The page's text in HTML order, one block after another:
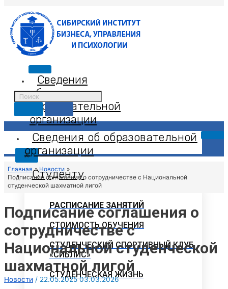
Сведения
об
образовательной
организации
X
Сведения об образовательной
организации
Студенту
РАСПИСАНИЕ ЗАНЯТИЙ
СТОИМОСТЬ ОБУЧЕНИЯ
СТУДЕНЧЕСКИЙ СПОРТИВНЫЙ КЛУБ
«СИБЛИС»
СТУДЕНЧЕСКАЯ ЖИЗНЬ
Главная
Новости
Подписание соглашения о сотрудничестве с Национальной
студенческой шахматной лигой
Подписание соглашения о
сотрудничестве с
Национальной студенческой
шахматной лигой
Новости / 22.05.202503.03.2026